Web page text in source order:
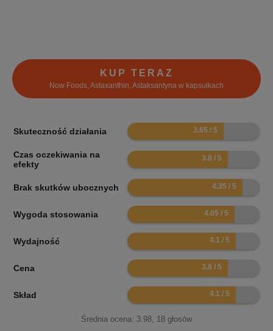
KUP TERAZ
Now Foods, Astaxanthin, Astaksantyna w kapsułkach
Skuteczność działania 7.3
Czas oczekiwania na
efekty
7.6
Brak skutków ubocznych 8.7
Wygoda stosowania 8.1
Wydajność 8.2
Cena 7.6
Skład 8.2
Średnia ocena: 3.98 18 głosów